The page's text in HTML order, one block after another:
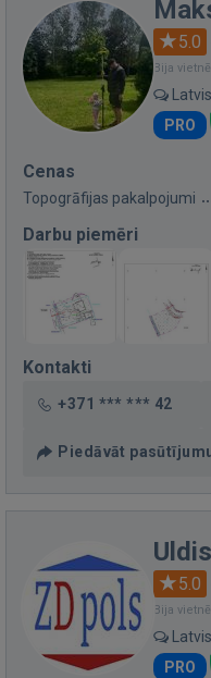
5.0
Bija
PRO
Cenas
Topogrāfijas pakalpojumi
Darbu piemēri
Kontakti
+371 *** *** 42
Piedāvāt
Uldis
5.0
Bija
PRO